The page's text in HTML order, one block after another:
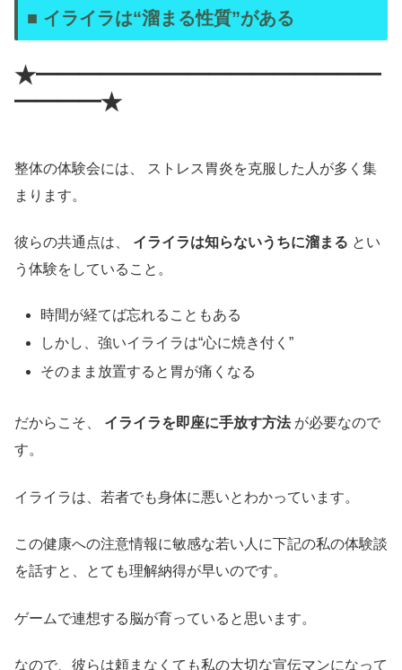
■ イライラは“溜まる性質”がある
★━━━━━━━━━━━━━━━━
━━━━★
整体の体験会には、 ストレス胃炎を克服した人が多く集
まります。
彼らの共通点は、 イライラは知らないうちに溜まる とい
う体験をしていること。
時間が経てば忘れることもある
しかし、強いイライラは“心に焼き付く”
そのまま放置すると胃が痛くなる
だからこそ、 イライラを即座に手放す方法が必要なので
す。
イライラは、若者でも身体に悪いとわかっています。
この健康への注意情報に敏感な若い人に下記の私の体験談
を話すと、とても理解納得が早いのです。
ゲームで連想する脳が育っていると思います。
なので、彼らは頼まなくても私の大切な宣伝マンになって